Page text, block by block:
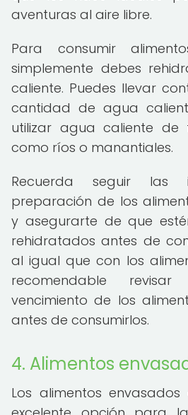
aventuras al aire libre.
Para consumir
simplemente debes
caliente. Puedes llevar
cantidad de agua
utilizar agua caliente de
como ríos o manantiales.
Recuerda seguir las
preparación de los
y asegurarte de que
rehidratados antes de
al igual que con los
recomendable
vencimiento de los
antes de consumirlos.
4. Alimentos
Los alimentos